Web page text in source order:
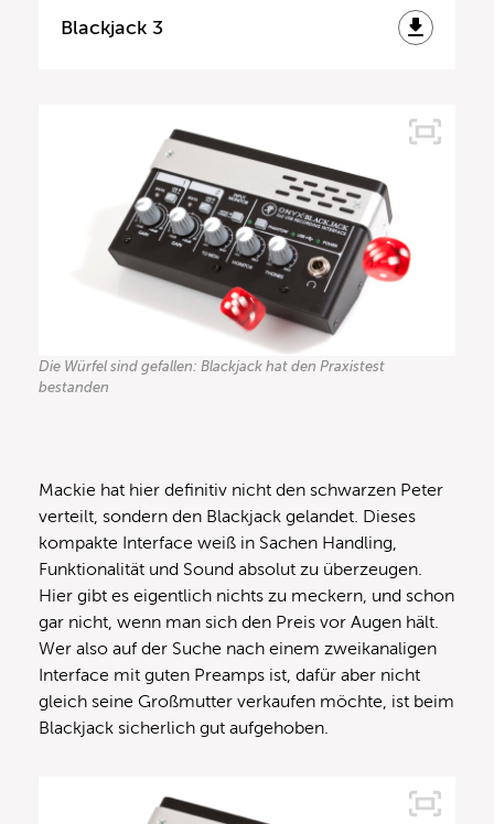
Blackjack 3
Die Würfel sind gefallen: Blackjack hat den Praxistest
bestanden
Mackie hat hier definitiv nicht den schwarzen Peter
verteilt, sondern den Blackjack gelandet. Dieses
kompakte Interface weiß in Sachen Handling,
Funktionalität und Sound absolut zu überzeugen.
Hier gibt es eigentlich nichts zu meckern, und schon
gar nicht, wenn man sich den Preis vor Augen hält.
Wer also auf der Suche nach einem zweikanaligen
Interface mit guten Preamps ist, dafür aber nicht
gleich seine Großmutter verkaufen möchte, ist beim
Blackjack sicherlich gut aufgehoben.